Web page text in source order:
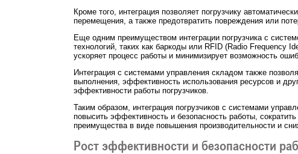
Кроме того, интеграция позволяет погрузчику
перемещения, а также предотвратить повреждения или
Еще одним преимуществом интеграции погрузчика с
технологий, таких как баркоды или RFID (Radio Frequency
ускоряет процесс работы и минимизирует возможность
Интеграция с системами управления складом также
выполнения, эффективность использования ресурсов и
эффективности работы погрузчиков.
Таким образом, интеграция погрузчиков с системами
повысить эффективность и безопасность работы,
преимущества в виде повышения производительности и
Рост эффективности и безопасности